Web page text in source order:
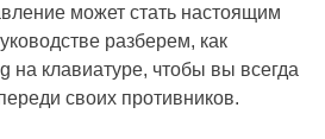
может стать настоящим
разберем, как
на клавиатуре, чтобы вы всегда
своих противников.